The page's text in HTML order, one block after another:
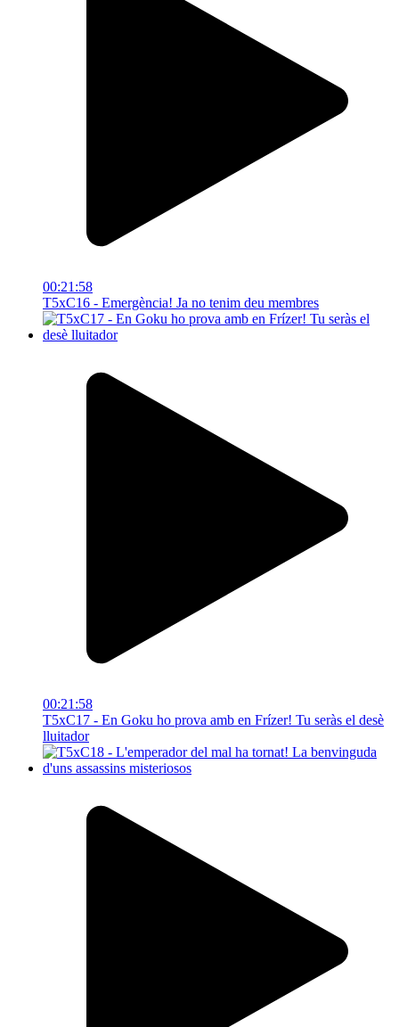
00:21:58
T5xC16 - Emergència! Ja no tenim deu membres
00:21:58
T5xC17 - En Goku ho prova amb en Frízer! Tu seràs el desè
lluitador